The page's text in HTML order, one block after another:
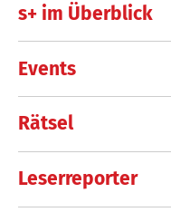
s+ im Überblick
Events
Rätsel
Leserreporter